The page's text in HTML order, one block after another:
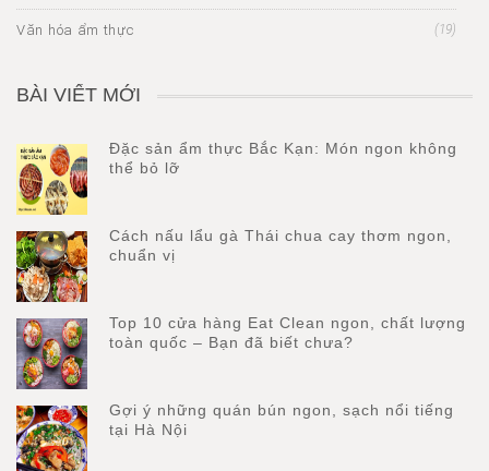
Văn hóa ẩm thực (19)
BÀI VIẾT MỚI
Đặc sản ẩm thực Bắc Kạn: Món ngon không
thể bỏ lỡ
Cách nấu lẩu gà Thái chua cay thơm ngon,
chuẩn vị
Top 10 cửa hàng Eat Clean ngon, chất lượng
toàn quốc – Bạn đã biết chưa?
Gợi ý những quán bún ngon, sạch nổi tiếng
tại Hà Nội